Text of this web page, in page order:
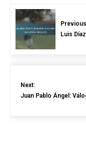
Luis
Next:
Juan Pablo Ángel: